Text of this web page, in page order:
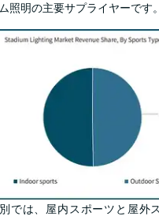
照明の主要サプライヤーです。
では、屋内スポーツと屋外